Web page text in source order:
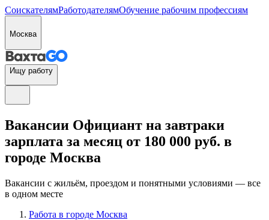
СоискателямРаботодателямОбучение рабочим профессиям
Москва
Ищу работу
Вакансии Официант на завтраки
зарплата за месяц от 180 000 руб. в
городе Москва
Вакансии с жильём, проездом и понятными условиями — все
в одном месте
Работа в городе Москва